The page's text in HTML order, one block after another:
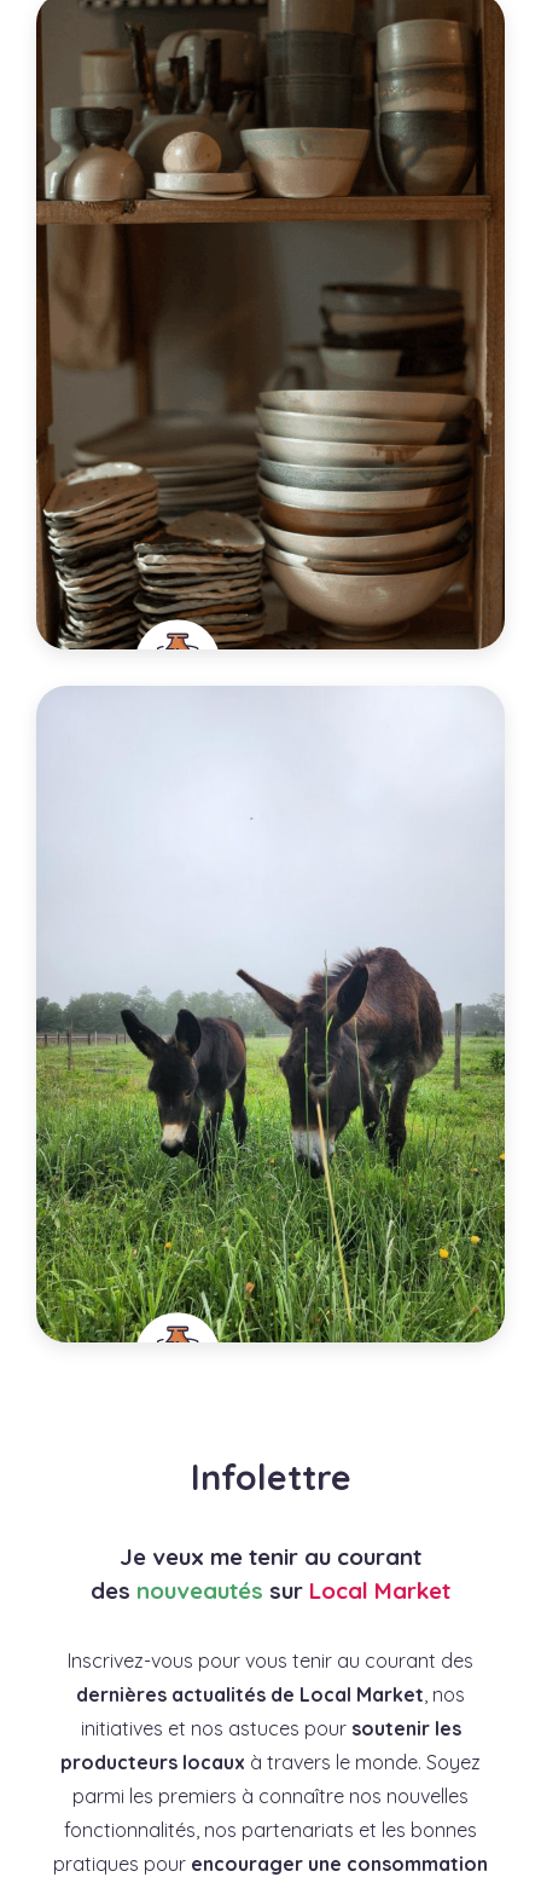
Jungle exquise
France
Arsague
Spécialités
Broderie d’art, Artisanat textile , Bijouterie
artisanale
En savoir plus
En savoir plus
Savonnerie artisanale
En savoir plus
Infolettre
Je veux me tenir au courant
des nouveautés sur Local Market
Inscrivez-vous pour vous tenir au courant des
dernières actualités de Local Market , nos
initiatives et nos astuces pour soutenir les
producteurs locaux à travers le monde. Soyez
parmi les premiers à connaître nos nouvelles
fonctionnalités, nos partenariats et les bonnes
pratiques pour encourager une consommation